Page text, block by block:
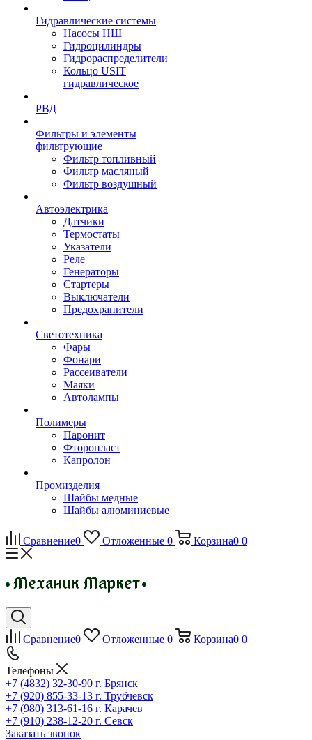
Гидравлические системы
Насосы НШ
Гидроцилиндры
Гидрораспределители
Кольцо USIT
гидравлическое
РВД
Фильтры и элементы
фильтрующие
Фильтр топливный
Фильтр масляный
Фильтр воздушный
Автоэлектрика
Датчики
Термостаты
Указатели
Реле
Генераторы
Стартеры
Выключатели
Предохранители
Светотехника
Фары
Фонари
Рассеиватели
Маяки
Автолампы
Полимеры
Паронит
Фторопласт
Капролон
Промизделия
Шайбы медные
Шайбы алюминиевые
Сравнение0 Отложенные 0 Корзина0 0
Сравнение0 Отложенные 0 Корзина0 0
Телефоны
+7 (4832) 32-30-90 г. Брянск
+7 (920) 855-33-13 г. Трубчевск
+7 (980) 313-61-16 г. Карачев
+7 (910) 238-12-20 г. Севск
Заказать звонок